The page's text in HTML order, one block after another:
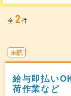
全 2件
未読
給与即払い
荷作業など